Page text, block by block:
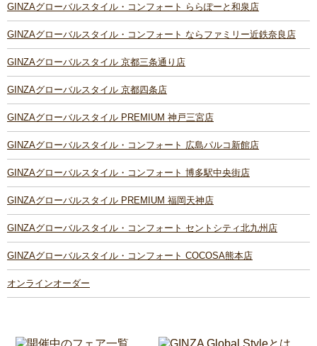
GINZAグローバルスタイル・コンフォート ららぽーと和泉店
GINZAグローバルスタイル・コンフォート ならファミリー近鉄奈良店
GINZAグローバルスタイル 京都三条通り店
GINZAグローバルスタイル 京都四条店
GINZAグローバルスタイル PREMIUM 神戸三宮店
GINZAグローバルスタイル・コンフォート 広島パルコ新館店
GINZAグローバルスタイル・コンフォート 博多駅中央街店
GINZAグローバルスタイル PREMIUM 福岡天神店
GINZAグローバルスタイル・コンフォート セントシティ北九州店
GINZAグローバルスタイル・コンフォート COCOSA熊本店
オンラインオーダー